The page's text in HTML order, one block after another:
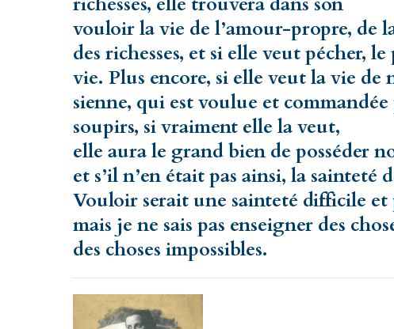
vouloir la vie de l’amour-propre, de
des richesses, et si elle veut pécher,
vie. Plus encore, si elle veut la vie de
sienne, qui est voulue et
soupirs, si vraiment elle la veut,
elle aura le grand bien de posséder
et s’il n’en était pas ainsi, la sainteté
Vouloir serait une sainteté difficile et
mais je ne sais pas enseigner des
des choses impossibles.